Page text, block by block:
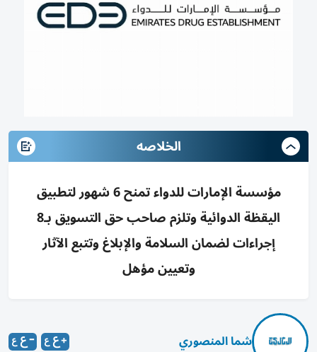
الخلاصه
مؤسسة الإمارات للدواء تمنح 6 شهور لتطبيق
اليقظة الدوائية وتلزم صاحب حق التسويق بـ8
إجراءات لضمان السلامة والإبلاغ وتتبع الآثار
وتعيين مؤهل
شما المنصوري